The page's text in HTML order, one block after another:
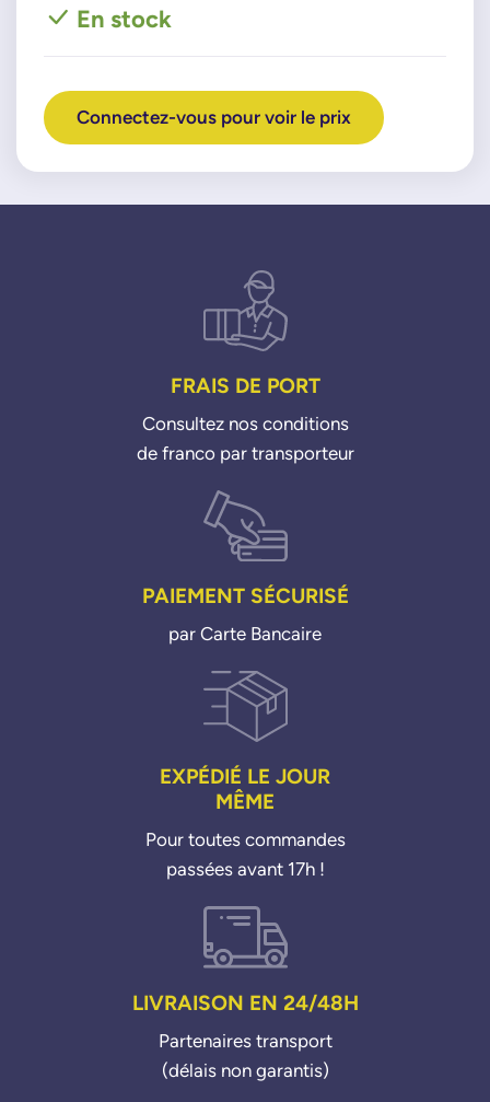
En stock
Connectez-vous pour voir le prix
FRAIS DE PORT
Consultez nos conditions
de franco par transporteur
PAIEMENT SÉCURISÉ
par Carte Bancaire
EXPÉDIÉ LE JOUR
MÊME
Pour toutes commandes
passées avant 17h !
LIVRAISON EN 24/48H
Partenaires transport
(délais non garantis)